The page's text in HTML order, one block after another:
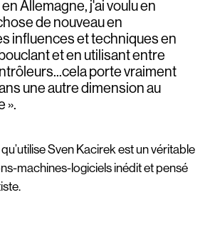
Allemagne, j'ai voulu en
de nouveau en
influences et techniques en
et en utilisant entre
porte vraiment
une autre dimension au
».
qu’utilise Sven Kacirek est un véritable
machines-logiciels inédit et pensé